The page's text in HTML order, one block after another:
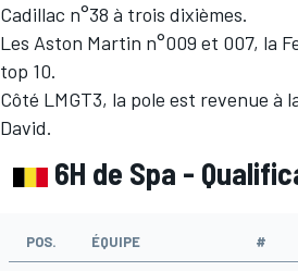
Cadillac n°38 à trois dixièmes.
Les Aston Martin n°009 et 007, la
top 10.
Côté LMGT3, la pole est revenue à
David.
6H de Spa -
POS. ÉQUIPE #